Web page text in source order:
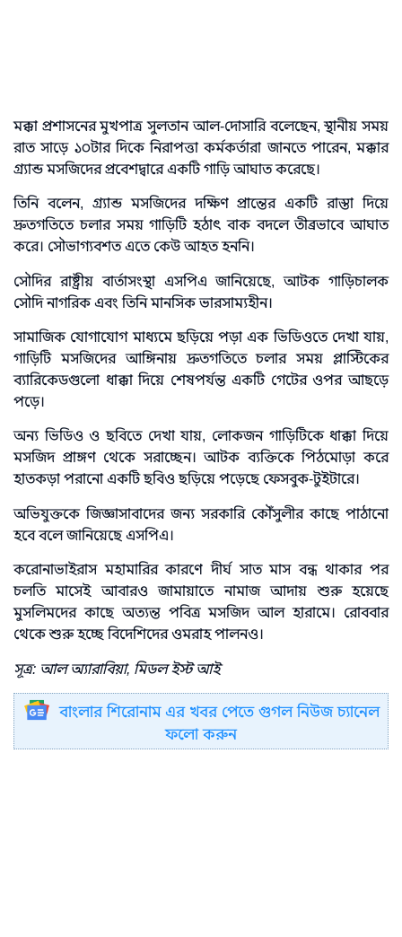
মক্কা প্রশাসনের মুখপাত্র সুলতান আল-দোসারি বলেছেন, স্থানীয় সময়
রাত সাড়ে ১০টার দিকে নিরাপত্তা কর্মকর্তারা জানতে পারেন, মক্কার
গ্র্যান্ড মসজিদের প্রবেশদ্বারে একটি গাড়ি আঘাত করেছে।
তিনি বলেন, গ্র্যান্ড মসজিদের দক্ষিণ প্রান্তের একটি রাস্তা দিয়ে
দ্রুতগতিতে চলার সময় গাড়িটি হঠাৎ বাক বদলে তীব্রভাবে আঘাত
করে। সৌভাগ্যবশত এতে কেউ আহত হননি।
সৌদির রাষ্ট্রীয় বার্তাসংস্থা এসপিএ জানিয়েছে, আটক গাড়িচালক
সৌদি নাগরিক এবং তিনি মানসিক ভারসাম্যহীন।
সামাজিক যোগাযোগ মাধ্যমে ছড়িয়ে পড়া এক ভিডিওতে দেখা যায়,
গাড়িটি মসজিদের আঙ্গিনায় দ্রুতগতিতে চলার সময় প্লাস্টিকের
ব্যারিকেডগুলো ধাক্কা দিয়ে শেষপর্যন্ত একটি গেটের ওপর আছড়ে
পড়ে।
অন্য ভিডিও ও ছবিতে দেখা যায়, লোকজন গাড়িটিকে ধাক্কা দিয়ে
মসজিদ প্রাঙ্গণ থেকে সরাচ্ছেন। আটক ব্যক্তিকে পিঠমোড়া করে
হাতকড়া পরানো একটি ছবিও ছড়িয়ে পড়েছে ফেসবুক-টুইটারে।
অভিযুক্তকে জিজ্ঞাসাবাদের জন্য সরকারি কৌঁসুলীর কাছে পাঠানো
হবে বলে জানিয়েছে এসপিএ।
করোনাভাইরাস মহামারির কারণে দীর্ঘ সাত মাস বন্ধ থাকার পর
চলতি মাসেই আবারও জামায়াতে নামাজ আদায় শুরু হয়েছে
মুসলিমদের কাছে অত্যন্ত পবিত্র মসজিদ আল হারামে। রোববার
থেকে শুরু হচ্ছে বিদেশিদের ওমরাহ পালনও।
সূত্র: আল অ্যারাবিয়া, মিডল ইস্ট আই
বাংলার শিরোনাম এর খবর পেতে গুগল নিউজ চ্যানেল
ফলো করুন